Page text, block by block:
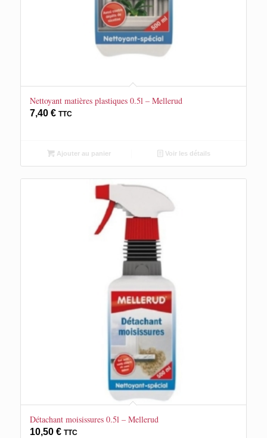
Nettoyant matières plastiques 0.5l – Mellerud
7,40 € TTC
Ajouter au panier Voir les détails
Détachant moisissures 0.5l – Mellerud
10,50 € TTC